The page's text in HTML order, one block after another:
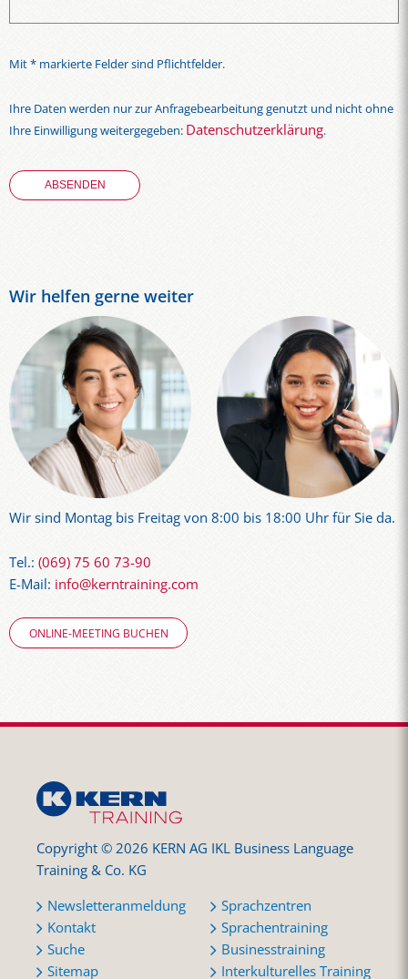
Mit * markierte Felder sind Pflichtfelder.
Ihre Daten werden nur zur Anfragebearbeitung genutzt und nicht ohne
Ihre Einwilligung weitergegeben: Datenschutzerklärung.
Wir helfen gerne weiter
Wir sind Montag bis Freitag von 8:00 bis 18:00 Uhr für Sie da.
Tel.: (069) 75 60 73-90
E-Mail: info@kerntraining.com
ONLINE-MEETING BUCHEN
Copyright © 2026 KERN AG IKL Business Language
Training & Co. KG
Newsletteranmeldung
Kontakt
Suche
Sitemap
Sprachzentren
Sprachentraining
Businesstraining
Interkulturelles Training